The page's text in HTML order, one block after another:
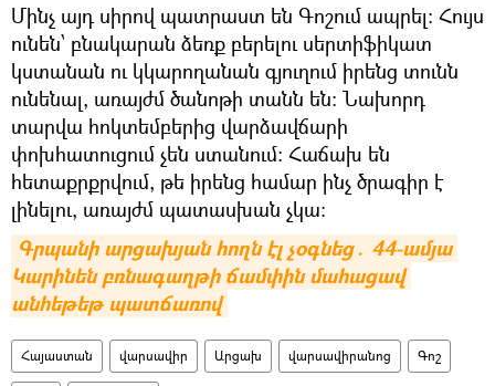
Մինչ այդ սիրով պատրաստ են Գոշում ապրել։ Հույս
ունեն՝ բնակարան ձեռք բերելու սերտիֆիկատ
կստանան ու կկարողանան գյուղում իրենց տունն
ունենալ, առայժմ ծանոթի տանն են։ Նախորդ
տարվա հոկտեմբերից վարձավճարի
փոխհատուցում չեն ստանում։ Հաճախ են
հետաքրքրվում, թե իրենց համար ինչ ծրագիր է
լինելու, առայժմ պատասխան չկա։
Գրպանի արցախյան հողն էլ չօգնեց․ 44-ամյա
Կարինեն բռնագաղթի ճամփին մահացավ
անհեթեթ պատճառով
Հայաստան վարսավիր Արցախ վարսավիրանոց Գոշ